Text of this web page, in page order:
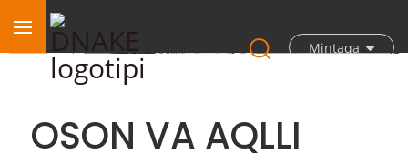
Mintaqa
OSON VA AQLLI